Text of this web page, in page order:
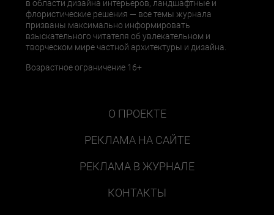
в области дизайна интерьеров, ландшафтные и
флористические решения — все темы журнала
призваны максимально информировать
взыскательного читателя об увлекательном и
творческом мире частной архитектуры и дизайна.
Возрастное ограничение 16+
О ПРОЕКТЕ
РЕКЛАМА НА САЙТЕ
РЕКЛАМА В ЖУРНАЛЕ
КОНТАКТЫ